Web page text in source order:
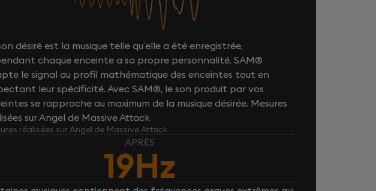
désiré est la musique telle qu’elle a été enregistrée,
chaque enceinte a sa propre personnalité. SAM®
le signal au profil mathématique des enceintes tout en
leur spécificité. Avec SAM®, le son produit par vos
se rapproche au maximum de la musique désirée. Mesures
sur Angel de Massive Attack
réalisées sur Angel de Massive Attack
APRÈS
19Hz